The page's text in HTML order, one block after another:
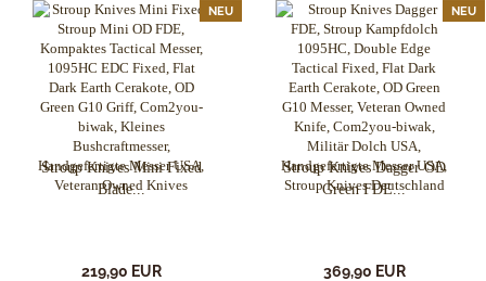
NEU
Stroup Knives Mini Fixed
Blade...
219,90 EUR
NEU
Stroup Knives Dagger OD
Green FDE...
369,90 EUR